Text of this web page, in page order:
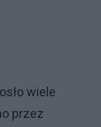
wiele
przez